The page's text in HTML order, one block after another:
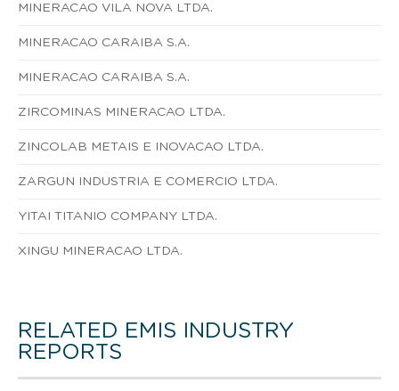
MINERACAO VILA NOVA LTDA.
MINERACAO CARAIBA S.A.
MINERACAO CARAIBA S.A.
ZIRCOMINAS MINERACAO LTDA.
ZINCOLAB METAIS E INOVACAO LTDA.
ZARGUN INDUSTRIA E COMERCIO LTDA.
YITAI TITANIO COMPANY LTDA.
XINGU MINERACAO LTDA.
RELATED EMIS INDUSTRY
REPORTS